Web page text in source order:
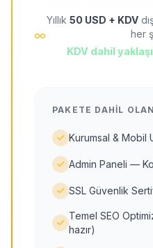
Yıllık 50 USD + KDV
her
KDV dahil
PAKETE DAHIL
Kurumsal & Mobil
Admin Paneli —
SSL Güvenlik
Temel SEO
hazır)